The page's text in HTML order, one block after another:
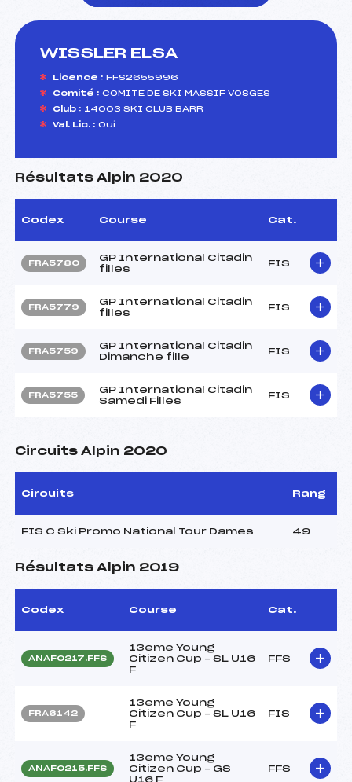
WISSLER ELSA
Licence : FFS2655996
Comité : COMITE DE SKI MASSIF VOSGES
Club : 14003 SKI CLUB BARR
Val. Lic. : Oui
Résultats Alpin 2020
Codex Course Cat.
FRA5780
GP International Citadin
filles
FIS
FRA5779
GP International Citadin
filles
FIS
FRA5759
GP International Citadin
Dimanche fille
FIS
FRA5755
GP International Citadin
Samedi Filles
FIS
Circuits Alpin 2020
Circuits Rang
FIS C Ski Promo National Tour Dames 49
Résultats Alpin 2019
Codex Course Cat.
ANAF0217.FFS
13eme Young
Citizen Cup – SL U16
F
FFS
FRA6142
13eme Young
Citizen Cup – SL U16
F
FIS
ANAF0215.FFS
13eme Young
Citizen Cup – GS
U16 F
FFS